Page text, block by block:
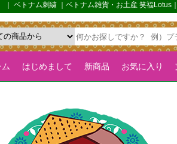
化するためのフラグ*}>
｜ ベトナム刺繍 ｜ベトナム雑貨・お土産 笑福
はじめまして 新商品 お気に入り